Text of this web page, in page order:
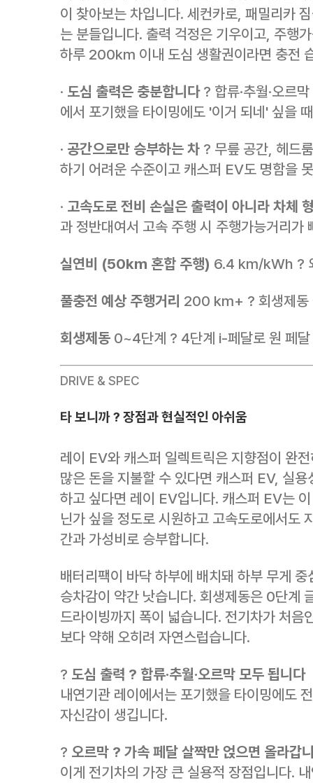
이 찾아보는 차입니다. 세컨카로, 패밀리카
는 분들입니다. 출력 걱정은 기우이고, 주행
하루 200km 이내 도심 생활권이라면 충전
· 도심 출력은 충분합니다? 합류·추월·오르
에서 포기했을 타이밍에도 '이거 되네' 싶을
· 공간으로만 승부하는 차 ? 무릎 공간, 헤드
하기 어려운 수준이고 캐스퍼 EV도 명함을
· 고속도로 전비 손실은 출력이 아니라 차체
과 정반대여서 고속 주행 시 주행가능거리가
실연비 (50km 혼합 주행) 6.4 km/kWh ?
풀충전 예상 주행거리 200 km+ ? 회생제동
회생제동 0~4단계 ? 4단계 i-페달로 원 페달
DRIVE & SPEC
타 보니까 ? 장점과 현실적인 아쉬움
레이 EV와 캐스퍼 일렉트릭은 지향점이 완
많은 돈을 지불할 수 있다면 캐스퍼 EV, 실
하고 싶다면 레이 EV입니다. 캐스퍼 EV는
닌가 싶을 정도로 시원하고 고속도로에서도
간과 가성비로 승부합니다.
배터리팩이 바닥 하부에 배치돼 하부 무게
승차감이 약간 낫습니다. 회생제동은 0단계
드라이빙까지 폭이 넓습니다. 전기차가 처음
보다 약해 오히려 자연스럽습니다.
? 도심 출력 ? 합류·추월·오르막 모두 됩니다
내연기관 레이에서는 포기했을 타이밍에도
자신감이 생깁니다.
? 오르막 ? 가속 페달 살짝만 얹으면 올라갑
이게 전기차의 가장 큰 실용적 장점입니다.